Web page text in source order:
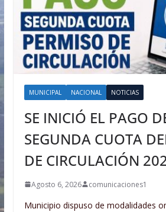
MUNICIPAL NACIONAL NOTICIAS
SE INICIÓ EL PAGO
SEGUNDA CUOTA
DE CIRCULACIÓN
Agosto 6, 2026 comunicaciones1
Municipio dispuso de modalidades